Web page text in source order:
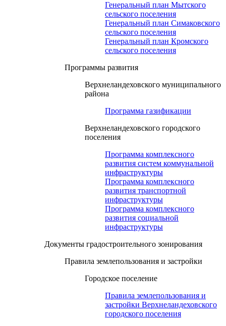
Генеральный план Мытского
сельского поселения
Генеральный план Симаковского
сельского поселения
Генеральный план Кромского
сельского поселения
Программы развития
Верхнеландеховского муниципального
района
Программа газификации
Верхнеландеховского городского
поселения
Программа комплексного
развития систем коммунальной
инфраструктуры
Программа комплексного
развития транспортной
инфраструктуры
Программа комплексного
развития социальной
инфраструктуры
Документы градостроительного зонирования
Правила землепользования и застройки
Городское поселение
Правила землепользования и
застройки Верхнеландеховского
городского поселения